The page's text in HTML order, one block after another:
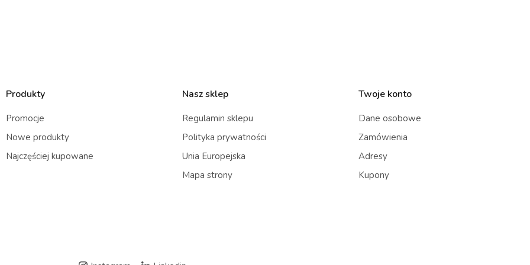
Produkty
Promocje
Nowe produkty
Najczęściej kupowane
Nasz sklep
Regulamin sklepu
Polityka prywatności
Unia Europejska
Mapa strony
Twoje konto
Dane osobowe
Zamówienia
Adresy
Kupony